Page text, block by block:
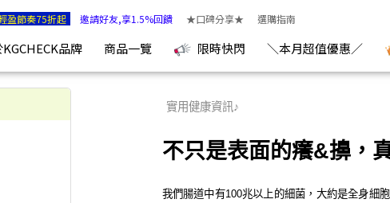
衡 | KGCHECK聯華食品生醫研究室
盈節奏75折起 邀請好友,享1.5%回饋 ★口碑分享★ 選購指南
品牌 商品一覽 限時快閃 ＼本月超值優惠／
實用健康資訊♪
不只是表面的癢&擤，
我們腸道中有100兆以上的細菌，大約是全身細